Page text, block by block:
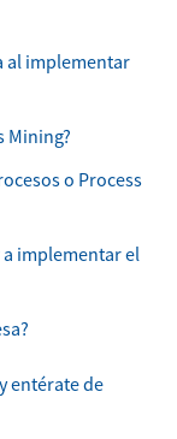
al implementar
Mining?
o Process
a implementar el
entérate de